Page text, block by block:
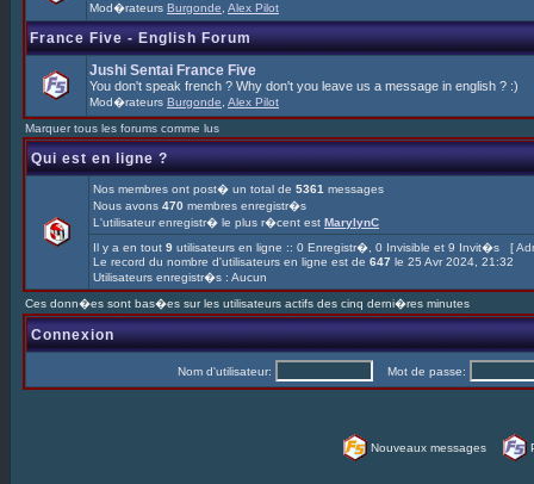
Mod�rateurs Burgonde Alex Pilot
France Five - English Forum
Jushi Sentai France Five
You don't speak french ? Why don't you leave us a message in english ? :)
Mod�rateurs Burgonde Alex Pilot
Marquer tous les forums comme lus
Qui est en ligne ?
Nos membres ont post� un total de 5361 messages
Nous avons 470 membres enregistr�s
L'utilisateur enregistr� le plus r�cent est MarylynC
Il y a en tout 9 utilisateurs en ligne :: 0 Enregistr�, 0 Invisible et 9 Invit�s [
Le record du nombre d'utilisateurs en ligne est de 647 le 25 Avr 2024, 21:32
Utilisateurs enregistr�s : Aucun
Ces donn�es sont bas�es sur les utilisateurs actifs des cinq derni�res minutes
Connexion
Nom d'utilisateur: Mot de passe:
Nouveaux messages